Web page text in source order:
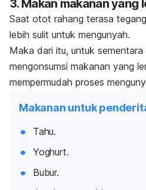
3. Makan makanan yang
Saat otot rahang terasa
lebih sulit untuk mengunyah.
Maka dari itu, untuk
mengonsumsi makanan yang
mempermudah proses
Makanan untuk
Tahu.
Yoghurt.
Bubur.